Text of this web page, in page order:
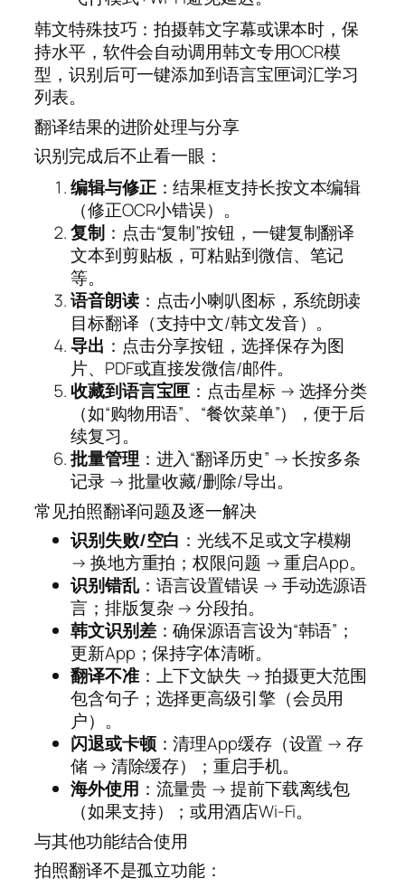
韩文特殊技巧：拍摄韩文字幕或课本时，保
持水平，软件会自动调用韩文专用OCR模
型，识别后可一键添加到语言宝匣词汇学习
列表。
翻译结果的进阶处理与分享
识别完成后不止看一眼：
编辑与修正：结果框支持长按文本编辑
（修正OCR小错误）。
复制：点击“复制”按钮，一键复制翻译
文本到剪贴板，可粘贴到微信、笔记
等。
语音朗读：点击小喇叭图标，系统朗读
目标翻译（支持中文/韩文发音）。
导出 ：点击分享按钮，选择保存为图
片、PDF或直接发微信/邮件。
收藏到语言宝匣 ：点击星标 → 选择分类
（如“购物用语”、“餐饮菜单”），便于后
续复习。
批量管理 ：进入“翻译历史” → 长按多条
记录 → 批量收藏/删除/导出。
常见拍照翻译问题及逐一解决
识别失败/空白 ：光线不足或文字模糊
→ 换地方重拍；权限问题 → 重启App。
识别错乱：语言设置错误 → 手动选源语
言；排版复杂 → 分段拍。
韩文识别差：确保源语言设为“韩语”；
更新App；保持字体清晰。
翻译不准：上下文缺失 → 拍摄更大范围
包含句子；选择更高级引擎（会员用
户）。
闪退或卡顿：清理App缓存（设置 → 存
储 → 清除缓存）；重启手机。
海外使用 ：流量贵 → 提前下载离线包
（如果支持）；或用酒店Wi-Fi。
与其他功能结合使用
拍照翻译不是孤立功能：